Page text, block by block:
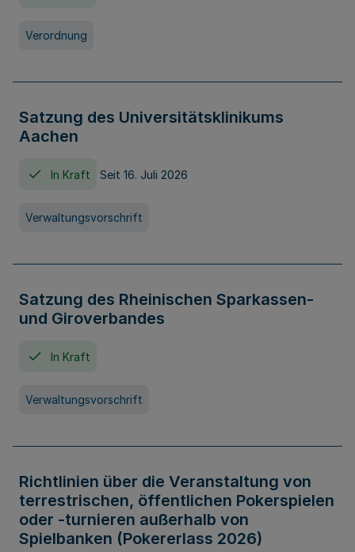
Verordnung
Satzung des Universitätsklinikums
Aachen
In Kraft Seit 16. Juli 2026
Verwaltungsvorschrift
Satzung des Rheinischen Sparkassen-
und Giroverbandes
In Kraft
Verwaltungsvorschrift
Richtlinien über die Veranstaltung von
terrestrischen, öffentlichen Pokerspielen
oder -turnieren außerhalb von
Spielbanken (Pokererlass 2026)